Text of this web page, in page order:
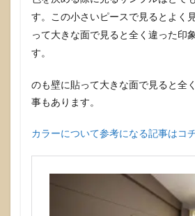
す。この小さいピースで見るとよく
って大きな面で見ると全く違った印
す。
のも壁に貼って大きな面で見ると全
事もあります。
カラーについて参考になる記事はコ